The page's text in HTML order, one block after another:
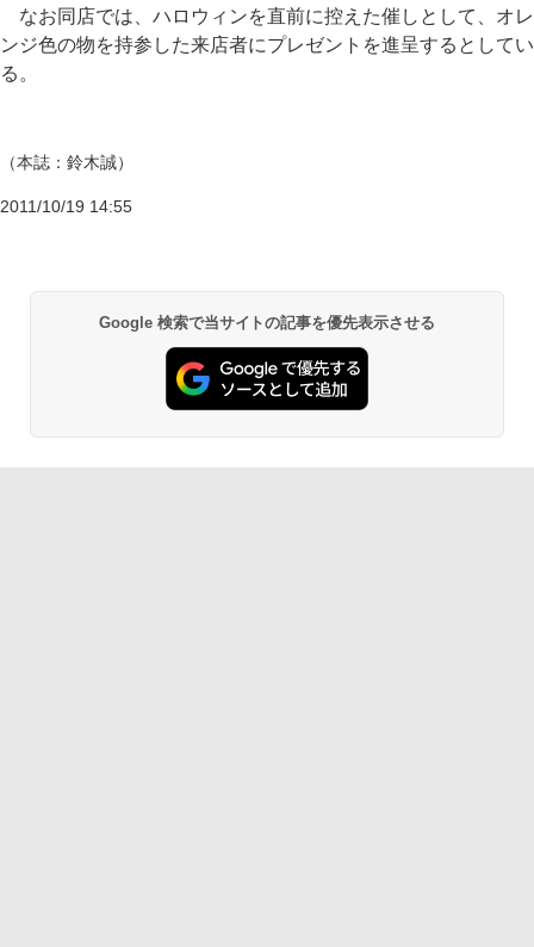
なお同店では、ハロウィンを直前に控えた催しとして、オレ
ンジ色の物を持参した来店者にプレゼントを進呈するとしてい
る。
（本誌：鈴木誠）
2011/10/19 14:55
Google 検索で当サイトの記事を優先表示させる